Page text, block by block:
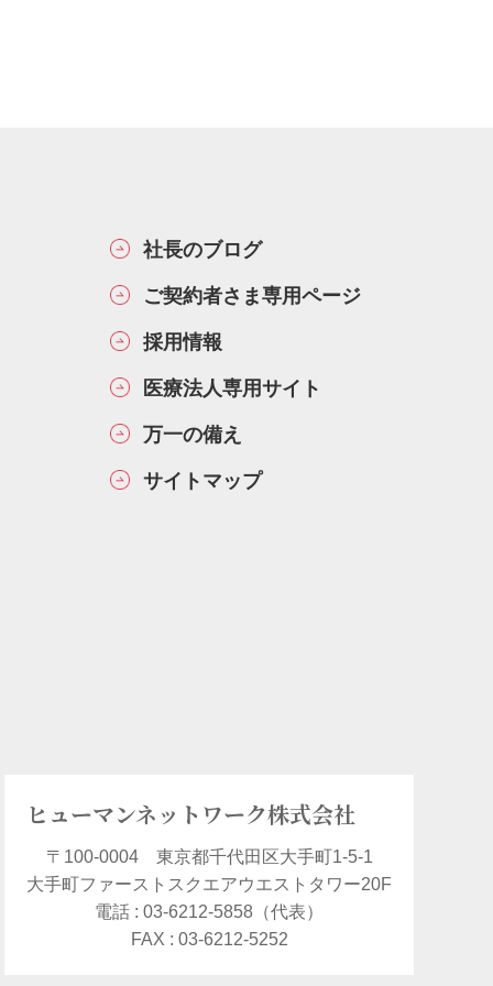
社長のブログ
ご契約者さま専用ページ
採用情報
医療法人専用サイト
万一の備え
サイトマップ
ヒューマンネットワーク株式会社
〒100-0004 東京都千代田区大手町1-5-1
大手町ファーストスクエアウエストタワー20F
電話 : 03-6212-5858（代表）
FAX : 03-6212-5252